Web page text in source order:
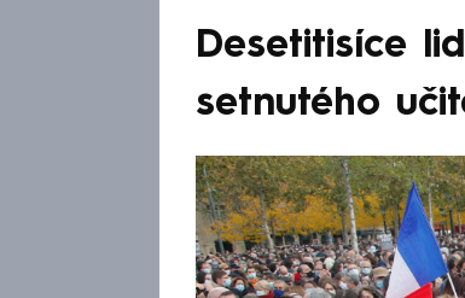
Desetitisíce
setnutého